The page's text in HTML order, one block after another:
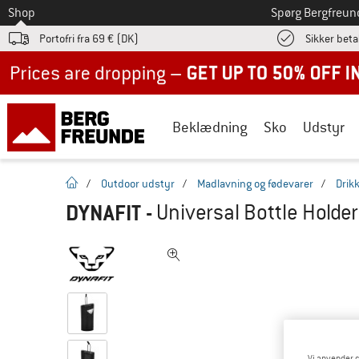
Til
Shop Spørg
Portofri fra 69 € (DK) Sikker
Beklædning Sko Udstyr
Hjemmeside
/ Outdoor udstyr / Madlavning og fødevarer /
DYNAFIT - Universal Bottle